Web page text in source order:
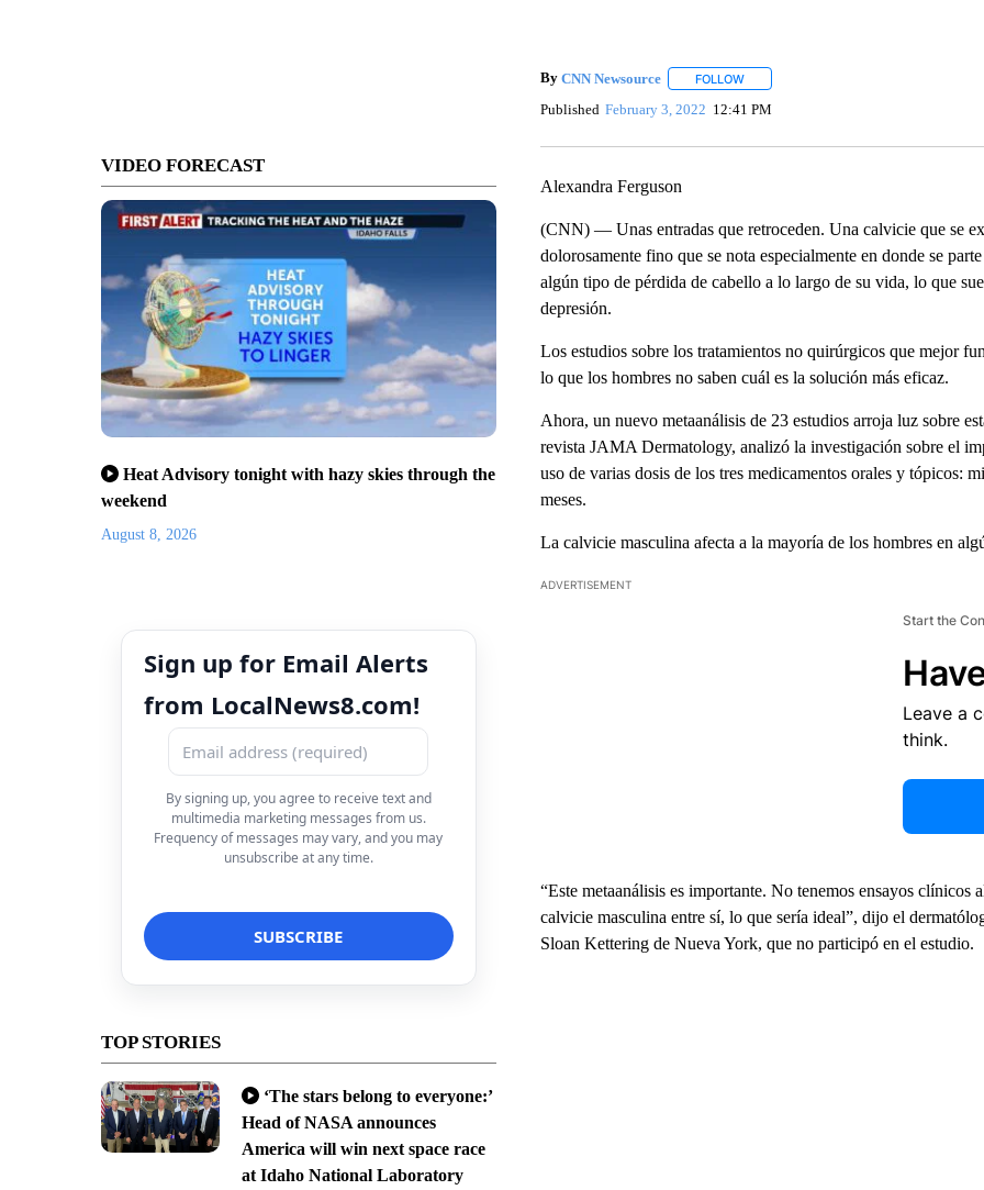
VIDEO FORECAST
Heat Advisory tonight with hazy skies through the
weekend
August 8, 2026
Sign up for Email Alerts
from LocalNews8.com!
By signing up, you agree to receive text and
multimedia marketing messages from us.
Frequency of messages may vary, and you may
unsubscribe at any time.
TOP STORIES
‘The stars belong to everyone:’
Head of NASA announces
America will win next space race
at Idaho National Laboratory
By CNN Newsource FOLLOWFOLLOW "" TO RECEIVE NOTIFICATIONS
Published February 3, 2022 12:41 PM
Alexandra Ferguson
(CNN) — Unas entradas que retroceden. Una calvicie que se
dolorosamente fino que se nota especialmente en donde se
algún tipo de pérdida de cabello a lo largo de su vida, lo que
depresión.
Los estudios sobre los tratamientos no quirúrgicos que mejor
lo que los hombres no saben cuál es la solución más eficaz.
Ahora, un nuevo metaanálisis de 23 estudios arroja luz sobre
revista JAMA Dermatology, analizó la investigación sobre el
uso de varias dosis de los tres medicamentos orales y tópicos:
meses.
La calvicie masculina afecta a la mayoría de los hombres en
ADVERTISEMENT
Start the
Leave a
think.
“Este metaanálisis es importante. No tenemos ensayos clínicos
calvicie masculina entre sí, lo que sería ideal”, dijo el
Sloan Kettering de Nueva York, que no participó en el estudio.